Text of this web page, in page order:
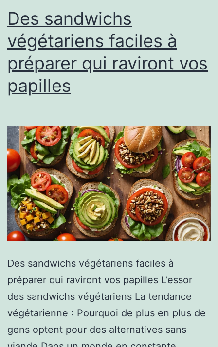
Des sandwichs
végétariens faciles à
préparer qui raviront vos
papilles
Des sandwichs végétariens faciles à
préparer qui raviront vos papilles L’essor
des sandwichs végétariens La tendance
végétarienne : Pourquoi de plus en plus de
gens optent pour des alternatives sans